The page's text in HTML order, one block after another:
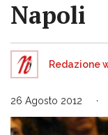
Napoli
Redazione
26 Agosto 2012